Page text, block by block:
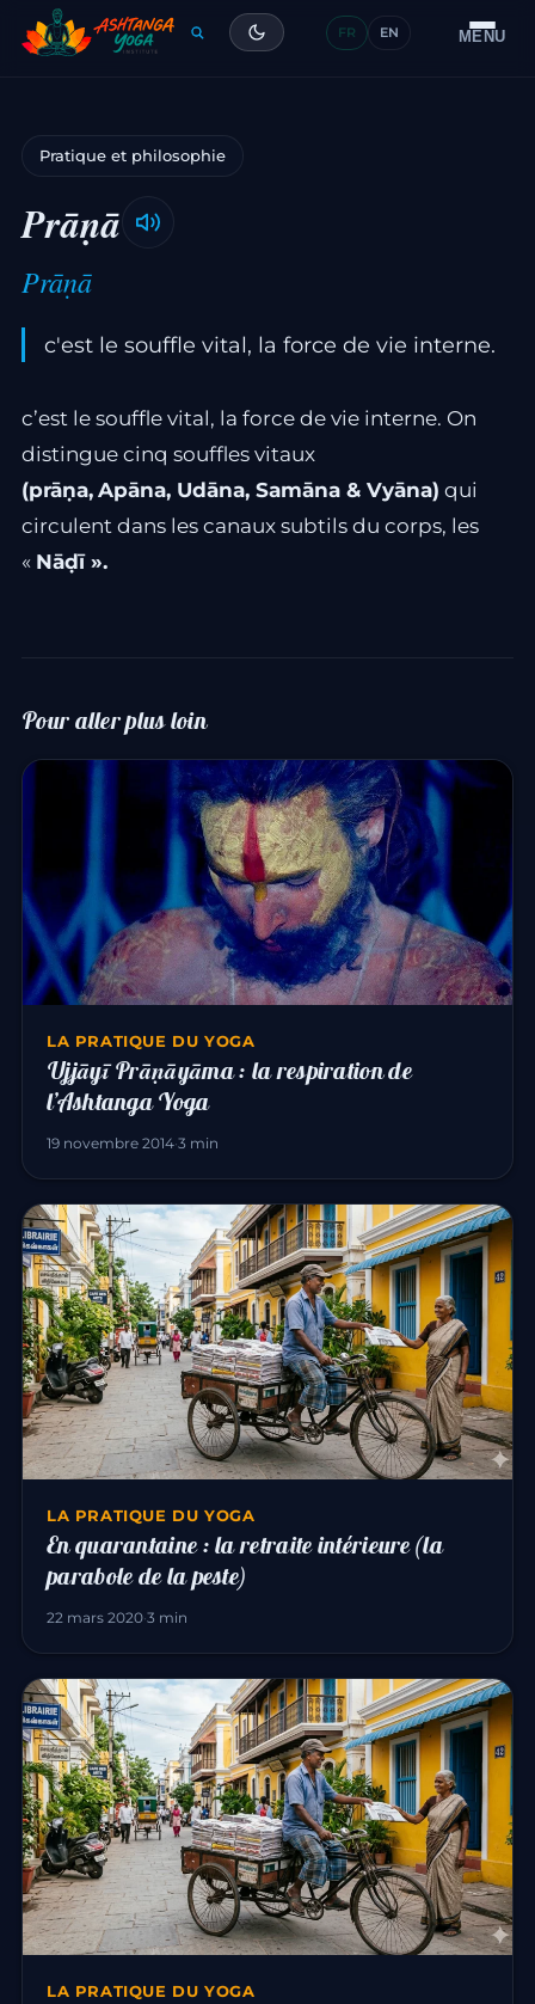
MENU
Formation
Glossaire
Contact
FR EN
Pratique et philosophie
Prāṇā
Prāṇā
c'est le souffle vital, la force de vie interne.
c’est le souffle vital, la force de vie interne. On
distingue cinq souffles vitaux
(prāṇa, Apāna, Udāna, Samāna & Vyāna) qui
circulent dans les canaux subtils du corps, les
« Nāḍī ».
Pour aller plus loin
LA PRATIQUE DU YOGA
Ujjāyī Prāṇāyāma : la respiration de
l’Ashtanga Yoga
19 novembre 2014·3 min
LA PRATIQUE DU YOGA
En quarantaine : la retraite intérieure (la
parabole de la peste)
22 mars 2020·3 min
LA PRATIQUE DU YOGA